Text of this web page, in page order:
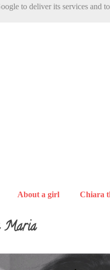
About a girl Chiara
Maria
to deliver its services and